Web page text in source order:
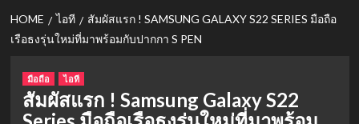
HOME ไอที
สัมผัสแรก ! SAMSUNG GALAXY S22 SERIES มือถือ
เรือธงรุ่นใหม่ที่มาพร้อมกับปากกา S PEN
มือถือ ไอที
สัมผัสแรก ! Samsung Galaxy S22